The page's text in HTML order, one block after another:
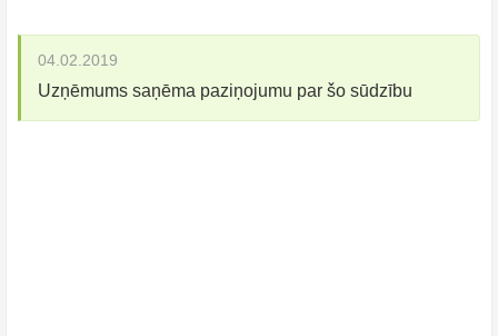
04.02.2019
Uzņēmums saņēma paziņojumu par šo sūdzību